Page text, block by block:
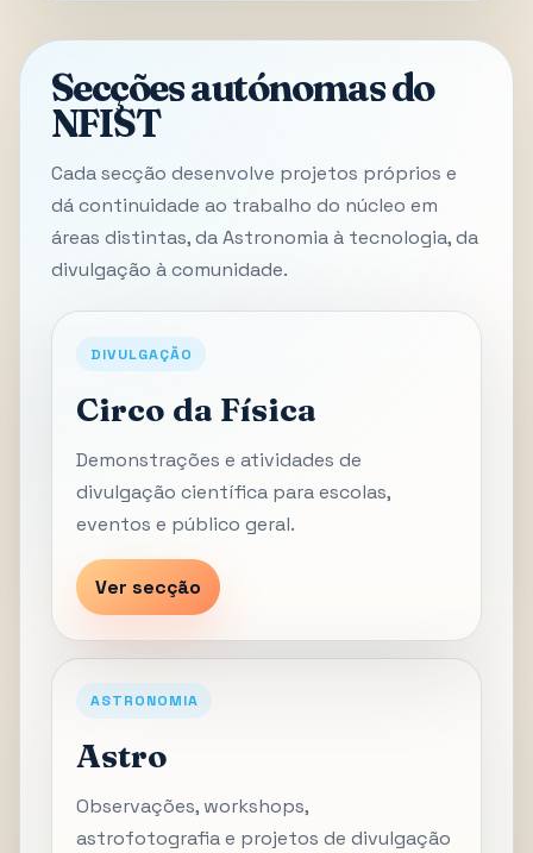
Secções autónomas do
NFIST
Cada secção desenvolve projetos próprios e
dá continuidade ao trabalho do núcleo em
áreas distintas, da Astronomia à tecnologia, da
divulgação à comunidade.
DIVULGAÇÃO
Circo da Física
Demonstrações e atividades de
divulgação científica para escolas,
eventos e público geral.
Ver secção
ASTRONOMIA
Astro
Observações, workshops,
astrofotografia e projetos de divulgação